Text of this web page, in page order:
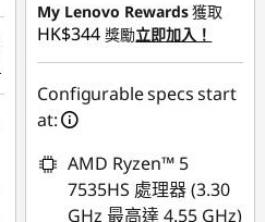
My Lenovo Rewards獲取
HK$344 獎勵立即加入！
Configurable specs start
at:
AMD Ryzen™ 5
7535HS 處理器 (3.30
GHz 最高達 4.55 GHz)